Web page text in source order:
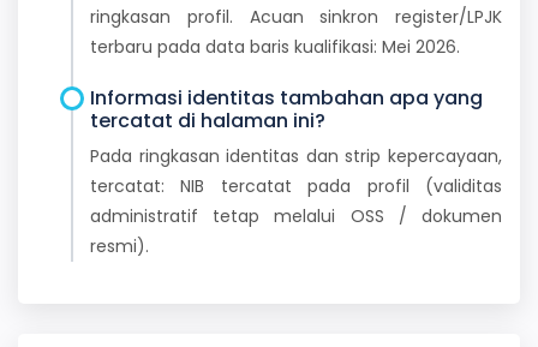
ringkasan profil. Acuan sinkron register/LPJK
terbaru pada data baris kualifikasi: Mei 2026.
Informasi identitas tambahan apa yang
tercatat di halaman ini?
Pada ringkasan identitas dan strip kepercayaan,
tercatat: NIB tercatat pada profil (validitas
administratif tetap melalui OSS / dokumen
resmi).